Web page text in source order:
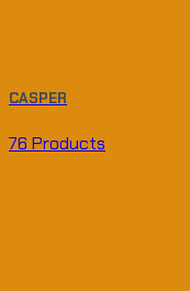
CASPER
76 Products